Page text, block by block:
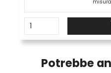
Potrebbe